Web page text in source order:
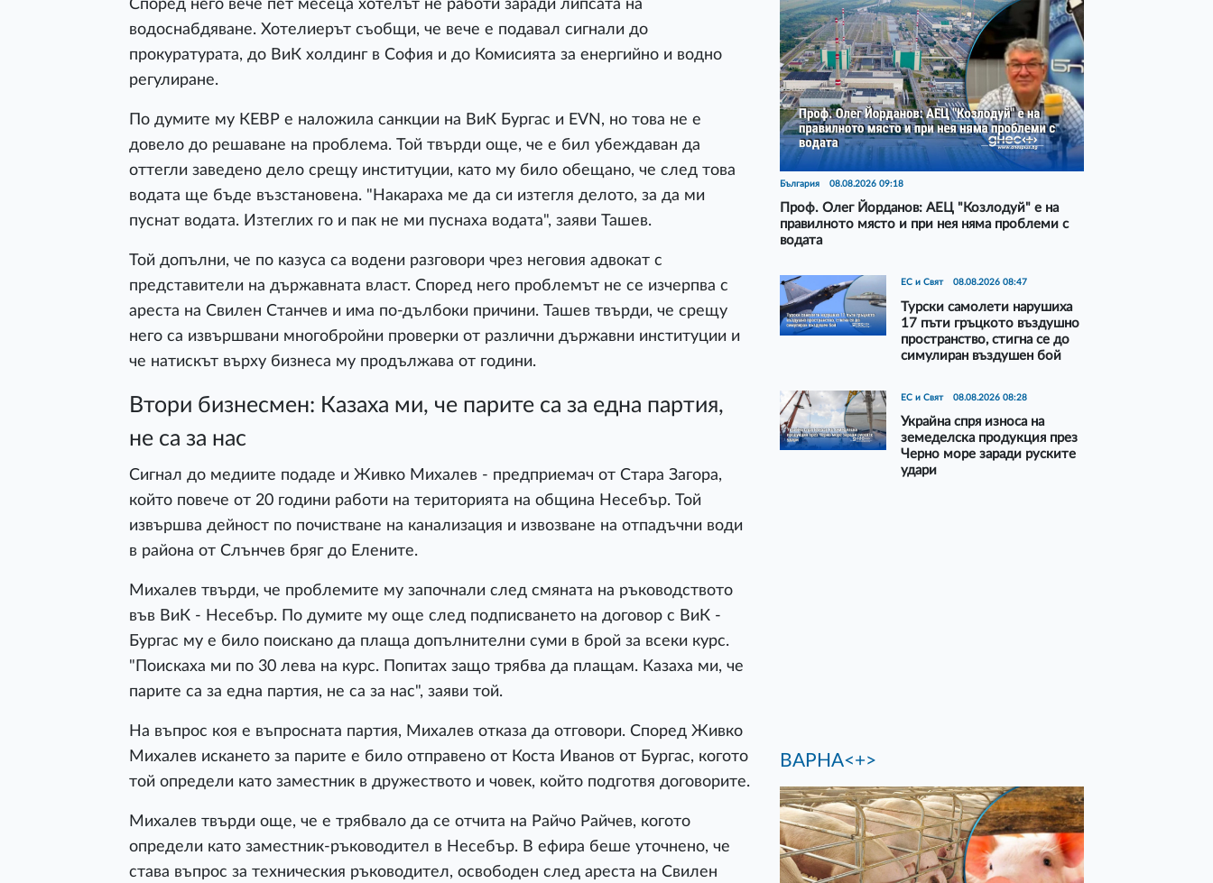
Според него вече пет месеца хотелът не работи заради липсата на
водоснабдяване. Хотелиерът съобщи, че вече е подавал сигнали до
прокуратурата, до ВиК холдинг в София и до Комисията за енергийно и водно
регулиране.
По думите му КЕВР е наложила санкции на ВиК Бургас и EVN, но това не е
довело до решаване на проблема. Той твърди още, че е бил убеждаван да
оттегли заведено дело срещу институции, като му било обещано, че след това
водата ще бъде възстановена. "Накараха ме да си изтегля делото, за да ми
пуснат водата. Изтеглих го и пак не ми пуснаха водата", заяви Ташев.
Той допълни, че по казуса са водени разговори чрез неговия адвокат с
представители на държавната власт. Според него проблемът не се изчерпва с
ареста на Свилен Станчев и има по-дълбоки причини. Ташев твърди, че срещу
него са извършвани многобройни проверки от различни държавни институции и
че натискът върху бизнеса му продължава от години.
Втори бизнесмен: Казаха ми, че парите са за една партия,
не са за нас
Сигнал до медиите подаде и Живко Михалев - предприемач от Стара Загора,
който повече от 20 години работи на територията на община Несебър. Той
извършва дейност по почистване на канализация и извозване на отпадъчни води
в района от Слънчев бряг до Елените.
Михалев твърди, че проблемите му започнали след смяната на ръководството
във ВиК - Несебър. По думите му още след подписването на договор с ВиК -
Бургас му е било поискано да плаща допълнителни суми в брой за всеки курс.
"Поискаха ми по 30 лева на курс. Попитах защо трябва да плащам. Казаха ми, че
парите са за една партия, не са за нас", заяви той.
На въпрос коя е въпросната партия, Михалев отказа да отговори. Според Живко
Михалев искането за парите е било отправено от Коста Иванов от Бургас, когото
той определи като заместник в дружеството и човек, който подготвя договорите.
Михалев твърди още, че е трябвало да се отчита на Райчо Райчев, когото
определи като заместник-ръководител в Несебър. В ефира беше уточнено, че
става въпрос за техническия ръководител, освободен след ареста на Свилен
България 08.08.2026 09:18
Проф. Олег Йорданов: АЕЦ "Козлодуй" е на
правилното място и при нея няма проблеми с
водата
ЕС и Свят 08.08.2026 08:47
Турски самолети нарушиха
17 пъти гръцкото въздушно
пространство, стигна се до
симулиран въздушен бой
ЕС и Свят 08.08.2026 08:28
Украйна спря износа на
земеделска продукция през
Черно море заради руските
удари
ВАРНА<+>